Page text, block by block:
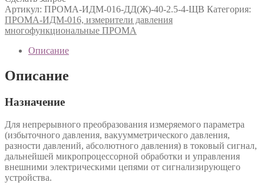
Артикул: ПРОМА-ИДМ-016-ДД(Ж)-40-2.5-4-ЩВ Категория:
ПРОМА-ИДМ-016, измерители давления
многофункциональные ПРОМА
Описание
Описание
Назначение
Для непрерывного преобразования измеряемого параметра
(избыточного давления, вакуумметрического давления,
разности давлений, абсолютного давления) в токовый сигнал,
дальнейшей микропроцессорной обработки и управления
внешними электрическими цепями от сигнализирующего
устройства.